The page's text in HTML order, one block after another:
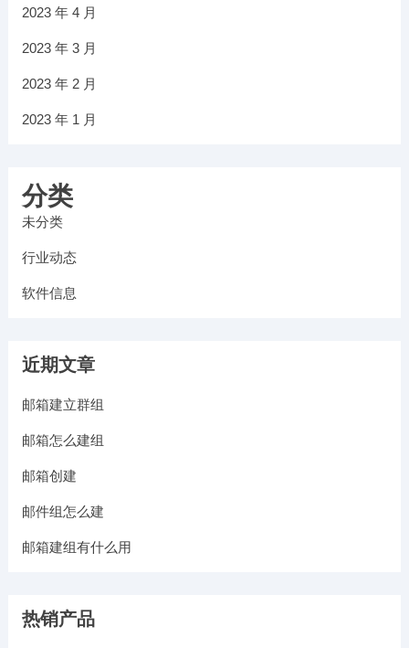
2023 年 4 月
2023 年 3 月
2023 年 2 月
2023 年 1 月
分类
未分类
行业动态
软件信息
近期文章
邮箱建立群组
邮箱怎么建组
邮箱创建
邮件组怎么建
邮箱建组有什么用
热销产品